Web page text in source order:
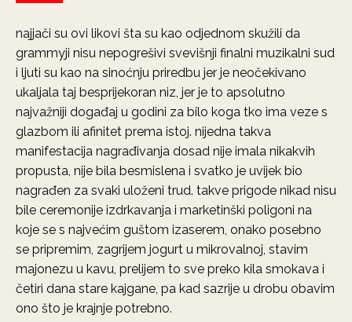
najjači su ovi likovi šta su kao odjednom skužili da
grammyji nisu nepogrešivi svevišnji finalni muzikalni sud
i ljuti su kao na sinoćnju priredbu jer je neočekivano
ukaljala taj besprijekoran niz, jer je to apsolutno
najvažniji događaj u godini za bilo koga tko ima veze s
glazbom ili afinitet prema istoj. nijedna takva
manifestacija nagrađivanja dosad nije imala nikakvih
propusta, nije bila besmislena i svatko je uvijek bio
nagrađen za svaki uloženi trud. takve prigode nikad nisu
bile ceremonije izdrkavanja i marketinški poligoni na
koje se s najvećim guštom izaserem, onako posebno
se pripremim, zagrijem jogurt u mikrovalnoj, stavim
majonezu u kavu, prelijem to sve preko kila smokava i
četiri dana stare kajgane, pa kad sazrije u drobu obavim
ono što je krajnje potrebno.